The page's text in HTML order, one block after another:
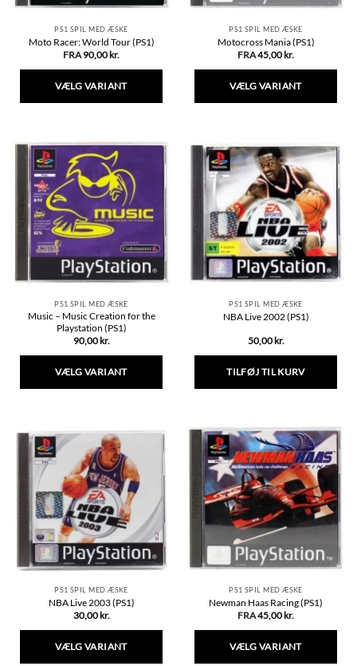
PS1 SPIL MED ÆSKE
Moto Racer: World Tour (PS1)
FRA90,00 kr.
VÆLG VARIANT
har
flere
varianter.
Mulighederne
kan
vælges
på
varesiden
PS1 SPIL MED ÆSKE
Motocross Mania (PS1)
FRA45,00 kr.
VÆLG VARIANT
flere
varianter.
Mulighederne
kan
vælges
på
varesiden
PS1 SPIL MED ÆSKE
Music – Music Creation for the
Playstation (PS1)
90,00 kr.
VÆLG VARIANT
flere
varianter.
Mulighederne
kan
vælges
på
varesiden
PS1 SPIL MED ÆSKE
NBA Live 2002 (PS1)
50,00 kr.
TILFØJ TIL KURV
PS1 SPIL MED ÆSKE
NBA Live 2003 (PS1)
30,00 kr.
VÆLG VARIANT
PS1 SPIL MED ÆSKE
Newman Haas Racing (PS1)
FRA45,00 kr.
VÆLG VARIANT